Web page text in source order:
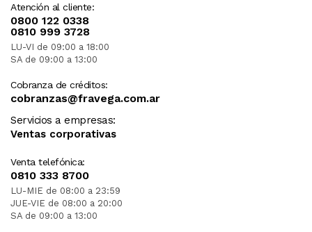
Atención al cliente:
0800 122 0338
0810 999 3728
LU-VI de 09:00 a 18:00
SA de 09:00 a 13:00
Cobranza de créditos:
cobranzas@fravega.com.ar
Servicios a empresas:
Ventas corporativas
Venta telefónica:
0810 333 8700
LU-MIE de 08:00 a 23:59
JUE-VIE de 08:00 a 20:00
SA de 09:00 a 13:00